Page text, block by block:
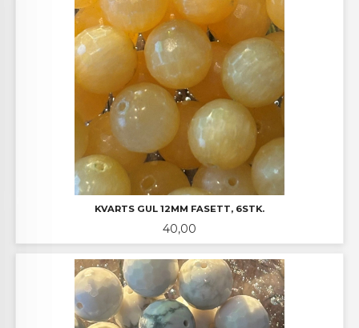
KVARTS GUL 12MM FASETT, 6STK.
Pris
40,00